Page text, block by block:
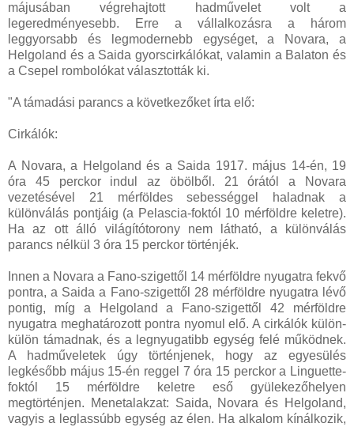
májusában végrehajtott hadművelet volt a
legeredményesebb. Erre a vállalkozásra a három
leggyorsabb és legmodernebb egységet, a Novara, a
Helgoland és a Saida gyorscirkálókat, valamin a Balaton és
a Csepel rombolókat választották ki.
"A támadási parancs a következőket írta elő:
Cirkálók:
A Novara, a Helgoland és a Saida 1917. május 14-én, 19
óra 45 perckor indul az öbölből. 21 órától a Novara
vezetésével 21 mérföldes sebességgel haladnak a
különválás pontjáig (a Pelascia-foktól 10 mérföldre keletre).
Ha az ott álló világítótorony nem látható, a különválás
parancs nélkül 3 óra 15 perckor történjék.
Innen a Novara a Fano-szigettől 14 mérföldre nyugatra fekvő
pontra, a Saida a Fano-szigettől 28 mérföldre nyugatra lévő
pontig, míg a Helgoland a Fano-szigettől 42 mérföldre
nyugatra meghatározott pontra nyomul elő. A cirkálók külön-
külön támadnak, és a legnyugatibb egység felé működnek.
A hadműveletek úgy történjenek, hogy az egyesülés
legkésőbb május 15-én reggel 7 óra 15 perckor a Linguette-
foktól 15 mérföldre keletre eső gyülekezőhelyen
megtörténjen. Menetalakzat: Saida, Novara és Helgoland,
vagyis a leglassúbb egység az élen. Ha alkalom kínálkozik,